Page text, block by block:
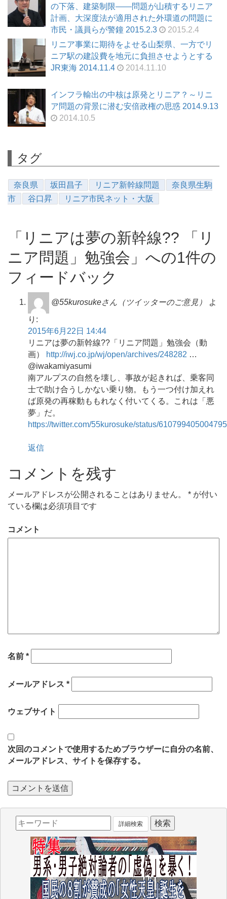
の下落、建築制限――問題が山積するリニア
計画、大深度法が適用された外環道の問題に
市民・議員らが警鐘 2015.2.3
2015.2.4
リニア事業に期待をよせる山梨県、一方でリ
ニア駅の建設費を地元に負担させようとする
JR東海 2014.11.4
2014.11.10
インフラ輸出の中核は原発とリニア？～リニ
ア問題の背景に潜む安倍政権の思惑 2014.9.13
2014.10.5
タグ
奈良県 坂田昌子 リニア新幹線問題
奈良県生駒
市
谷口昇 リニア市民ネット・大阪
「リニアは夢の新幹線?? 「リ
ニア問題」勉強会」への1件の
フィードバック
@55kurosukeさん（ツイッターのご意見）
よ
り:
2015年6月22日 14:44
リニアは夢の新幹線??「リニア問題」勉強会（動
画）
http://iwj.co.jp/wj/open/archives/248282 …
@iwakamiyasumi
南アルプスの自然を壊し、事故が起きれば、乗客同
士で助け合うしかない乗り物。もう一つ付け加えれ
ば原発の再稼動ももれなく付いてくる。これは「悪
夢」だ。
https://twitter.com/55kurosuke/status/
返信
コメントを残す
メールアドレスが公開されることはありません。 * が付い
ている欄は必須項目です
コメント
名前 *
メールアドレス *
ウェブサイト
次回のコメントで使用するためブラウザーに自分の名前、
メールアドレス、サイトを保存する。
詳細検索